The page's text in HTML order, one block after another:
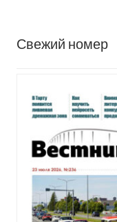
Свежий номер